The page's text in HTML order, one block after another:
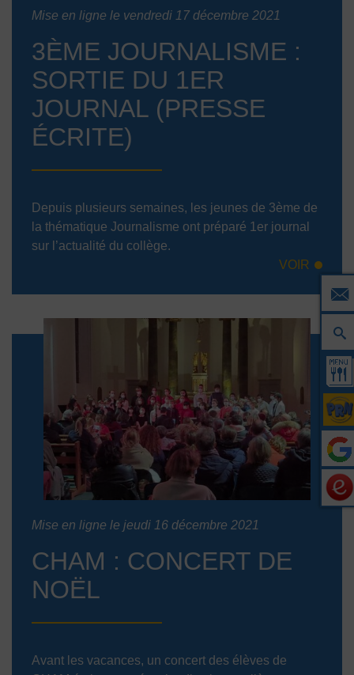
Mise en ligne le vendredi 17 décembre 2021
3ÈME JOURNALISME :
SORTIE DU 1ER
JOURNAL (PRESSE
ÉCRITE)
Depuis plusieurs semaines, les jeunes de 3ème de
la thématique Journalisme ont préparé 1er journal
sur l’actualité du collège.
VOIR
Mise en ligne le jeudi 16 décembre 2021
CHAM : CONCERT DE
NOËL
Avant les vacances, un concert des élèves de